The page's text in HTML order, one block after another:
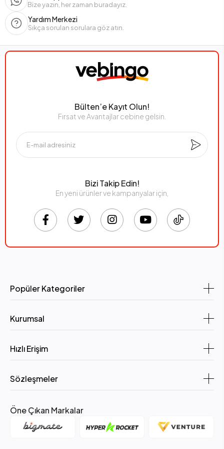
Bize yazın, her zaman buradayız.
Yardım Merkezi
Sıkça sorulan sorulara göz atın.
Bülten’e Kayıt Olun!
Fırsat ve Avantajlar cebine gelsin.
Bizi Takip Edin!
En yeni ürünler ve kampanyalar için,
Popüler Kategoriler
Kurumsal
Hızlı Erişim
Sözleşmeler
Öne Çıkan Markalar